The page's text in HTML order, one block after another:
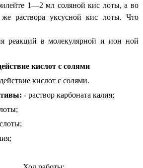
1—2 мл соляной кис лоты, а во
раствора уксусной кис лоты. Что
реакций в молекулярной и ион ной
кислот с солями
кислот с солями.
- раствор карбоната калия;